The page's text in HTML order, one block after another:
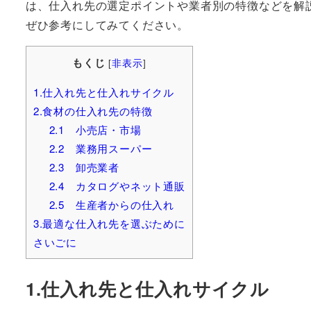
は、仕入れ先の選定ポイントや業者別の特徴などを解
ぜひ参考にしてみてください。
もくじ [非表示]
1.仕入れ先と仕入れサイクル
2.食材の仕入れ先の特徴
2.1 小売店・市場
2.2 業務用スーパー
2.3 卸売業者
2.4 カタログやネット通販
2.5 生産者からの仕入れ
3.最適な仕入れ先を選ぶために
さいごに
1.仕入れ先と仕入れサイクル